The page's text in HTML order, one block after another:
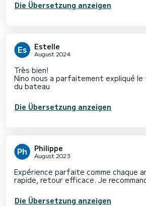
Die Übersetzung anzeigen
Estelle
August 2024
Très bien!
Nino nous a parfaitement expliqué
du bateau
Die Übersetzung anzeigen
Philippe
August 2023
Expérience parfaite comme chaque
rapide, retour efficace. Je
Die Übersetzung anzeigen